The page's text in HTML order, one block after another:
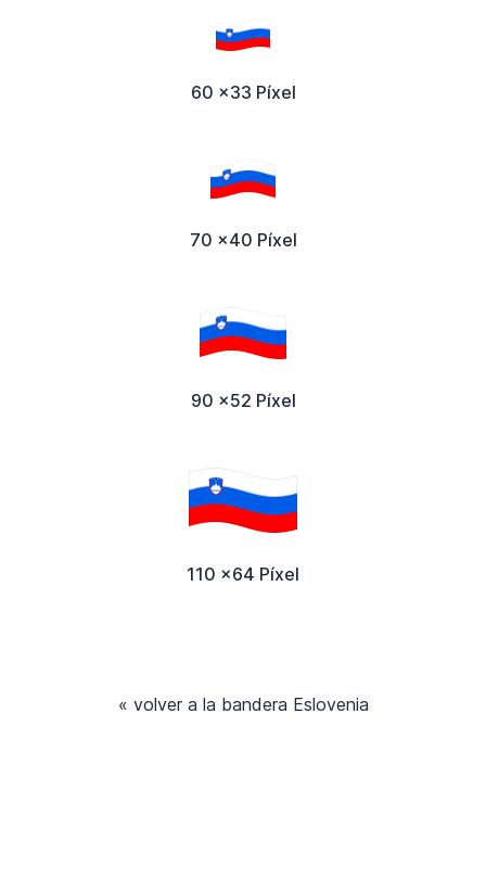
60 x33 Píxel
70 x40 Píxel
90 x52 Píxel
110 x64 Píxel
« volver a la bandera Eslovenia